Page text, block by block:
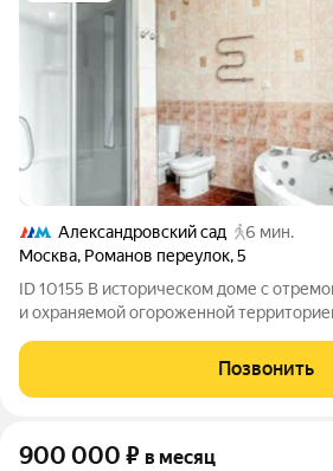
Александровский сад
6 мин.
Москва, Романов переулок,5
ID 10155 В историческом доме с
и охраняемой огороженной
квартира. Большая площадь и
пространства создают неповторимый
Позвонить
900 000 ₽ в месяц